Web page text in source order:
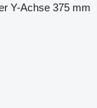
Y-Achse 375 mm